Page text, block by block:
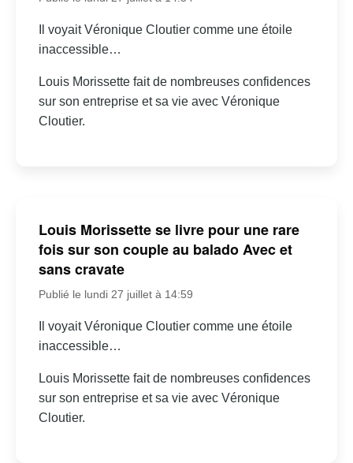
Il voyait Véronique Cloutier comme une étoile
inaccessible…
Louis Morissette fait de nombreuses confidences
sur son entreprise et sa vie avec Véronique
Cloutier.
Louis Morissette se livre pour une rare
fois sur son couple au balado Avec et
sans cravate
Publié le lundi 27 juillet à 14:59
Il voyait Véronique Cloutier comme une étoile
inaccessible…
Louis Morissette fait de nombreuses confidences
sur son entreprise et sa vie avec Véronique
Cloutier.